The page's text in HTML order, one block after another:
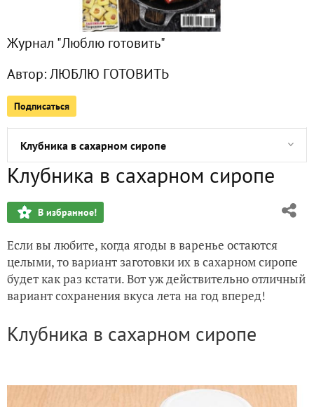
Журнал "Люблю готовить"
Автор:ЛЮБЛЮ ГОТОВИТЬ
Подписаться
Клубника со сливками, творогом и грецкими орехами
Йогуртовый десерт с клубникой, творогом и
Творожно-клубничный торт без выпечки
Варенье «Фантазия» из клубники и кабачков
Клубника в сахарном сиропе
Классический рецепт клубничного варенья
Сэндвич "Пикник" с курицей и сыром
Слоеный бутербродный торт с копченой курицей и сыром
Гамбургер с корнишонами
Клубника в сахарном сиропе
В избранное!
Если вы любите, когда ягоды в варенье остаются
целыми, то вариант заготовки их в сахарном сиропе
будет как раз кстати. Вот уж действительно отличный
вариант сохранения вкуса лета на год вперед!
Клубника в сахарном сиропе